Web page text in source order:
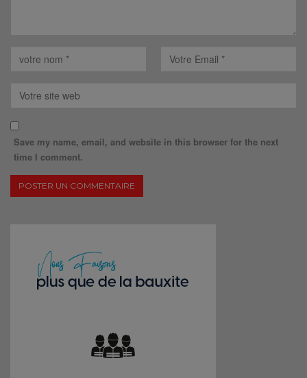
Save my name, email, and website in this browser for the next
time I comment.